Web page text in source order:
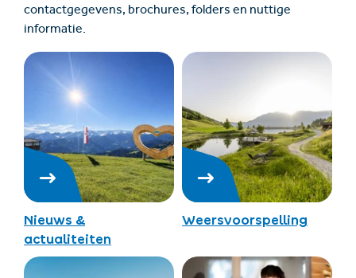
contactgegevens, brochures, folders en nuttige
informatie.
Nieuws &
actualiteiten
Weersvoorspelling